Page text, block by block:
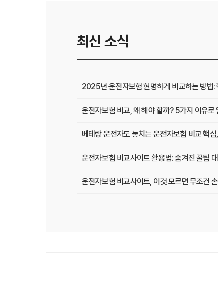
최신 소식
2025년 운전자보험 현명하게 비교하는 방법:
운전자보험 비교, 왜 해야 할까? 5가지 이유로
베테랑 운전자도 놓치는 운전자보험 비교 핵
운전자보험 비교사이트 활용법: 숨겨진 꿀팁
운전자보험 비교사이트, 이것 모르면 무조건